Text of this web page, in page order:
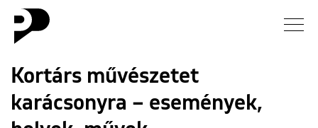
Galéria
Kortárs művészetet
karácsonyra – események,